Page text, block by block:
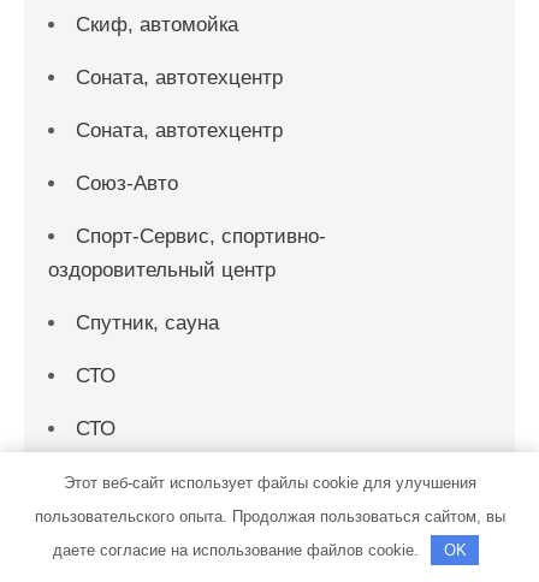
Скиф, автомойка
Соната, автотехцентр
Соната, автотехцентр
Союз-Авто
Спорт-Сервис, спортивно-
оздоровительный центр
Спутник, сауна
СТО
СТО
СТО 19
Этот веб-сайт использует файлы cookie для улучшения
пользовательского опыта. Продолжая пользоваться сайтом, вы
даете согласие на использование файлов cookie.
OK